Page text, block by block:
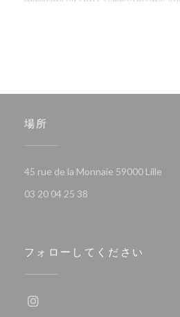
場所
45 rue de la Monnaie 59000 Lille
03 20 04 25 38
フォローしてください